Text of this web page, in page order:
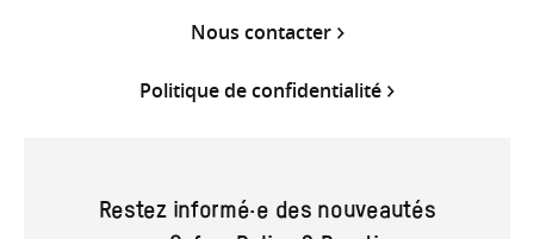
Nous contacter
Politique de confidentialité
Restez informé·e des nouveautés